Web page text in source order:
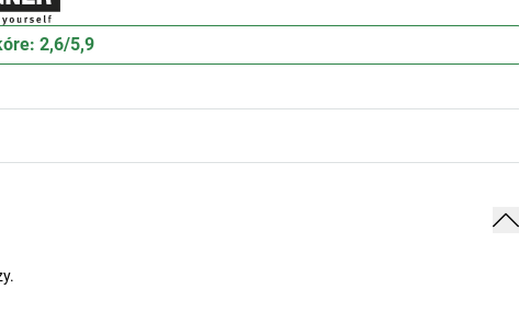
2,6/5,9